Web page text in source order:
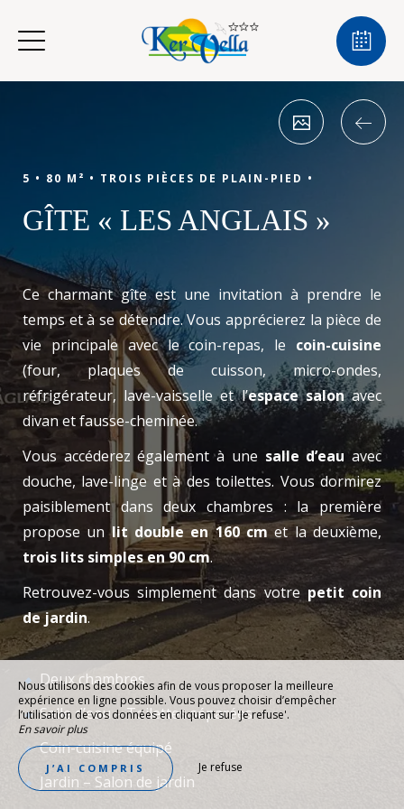
5 • 80 M² • TROIS PIÈCES DE PLAIN-PIED •
GÎTE « LES ANGLAIS »
Ce charmant gîte est une invitation à prendre le
temps et à se détendre. Vous apprécierez la pièce de
vie principale avec le coin-repas, le coin-cuisine
(four, plaques de cuisson, micro-ondes,
réfrigérateur, lave-vaisselle et l’espace salonavec
divan et fausse-cheminée.
Vous accéderez également à une salle d’eau avec
douche, lave-linge et à des toilettes. Vous dormirez
paisiblement dans deux chambres : la première
propose unlit double en 160 cmet la deuxième,
trois lits simples en 90 cm.
Retrouvez-vous simplement dans votre petit coin
de jardin.
Deux chambres
Salle d’eau – Toilettes séparées
Coin-cuisine équipé
Jardin – Salon de jardin
Nous utilisons des cookies afin de vous proposer la meilleure
expérience en ligne possible. Vous pouvez choisir d’empêcher
l’utilisation de vos données en cliquant sur 'Je refuse'.
En savoir plus
J’AI COMPRIS Je refuse